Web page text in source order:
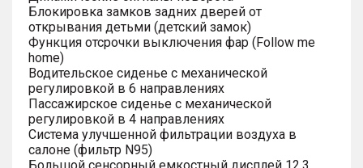
Блокировка замков задних дверей от
открывания детьми (детский замок)
Функция отсрочки выключения фар (Follow me
home)
Водительское сиденье с механической
регулировкой в 6 направлениях
Пассажирское сиденье с механической
регулировкой в 4 направлениях
Система улучшенной фильтрации воздуха в
салоне (фильтр N95)
Большой сенсорный емкостный дисплей 12.3